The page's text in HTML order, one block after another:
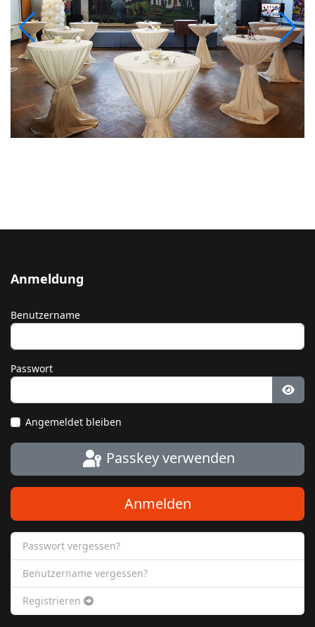
Anmeldung
Benutzername
Passwort
Angemeldet bleiben
Passkey verwenden
Anmelden
Passwort vergessen?
Benutzername vergessen?
Registrieren